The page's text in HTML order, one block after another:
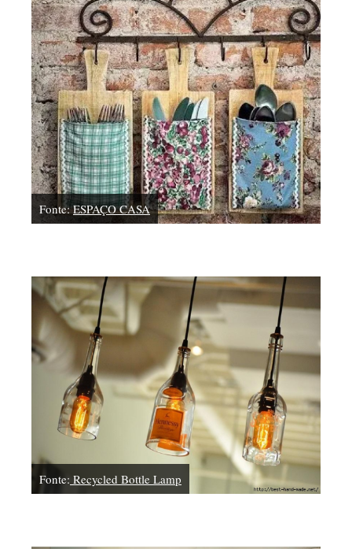
Fonte:ESPAÇO CASA
Fonte: Recycled Bottle Lamp